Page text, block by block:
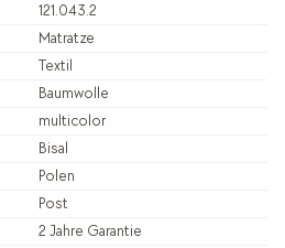
121.043.2
Matratze
Textil
Baumwolle
multicolor
Bisal
Polen
Post
2 Jahre Garantie